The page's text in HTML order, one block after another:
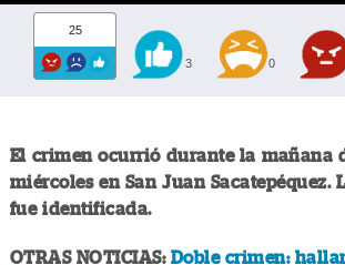
25
3 0
El crimen ocurrió durante la mañana
miércoles en San Juan Sacatepéquez.
fue identificada.
OTRAS NOTICIAS: Doble crimen: